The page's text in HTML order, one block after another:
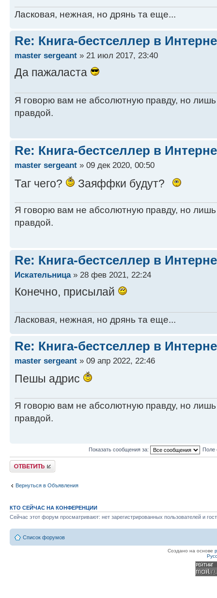
Ласковая, нежная, но дрянь та еще...
Re: Книга-бестселлер в
master sergeant » 21 июл 2017, 23:40
Да пажаласта
Я говорю вам не абсолютную правду, но
правдой.
Re: Книга-бестселлер в
master sergeant » 09 дек 2020, 00:50
Таг чего? Заяффки будут?
Я говорю вам не абсолютную правду, но
правдой.
Re: Книга-бестселлер в
Искательница» 28 фев 2021, 22:24
Конечно, присылай
Ласковая, нежная, но дрянь та еще...
Re: Книга-бестселлер в
master sergeant » 09 апр 2022, 22:46
Пешы адрис
Я говорю вам не абсолютную правду, но
правдой.
Показать сообщения за: Поле
Ответить
Вернуться в Объявления
КТО СЕЙЧАС НА КОНФЕРЕНЦИИ
Сейчас этот форум просматривают: нет зарегистрированных пользователей и
Список форумов
Создано на основе